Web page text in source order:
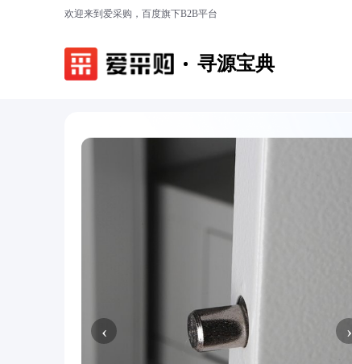
欢迎来到爱采购，百度旗下B2B平台
寻源宝典
‹ ›